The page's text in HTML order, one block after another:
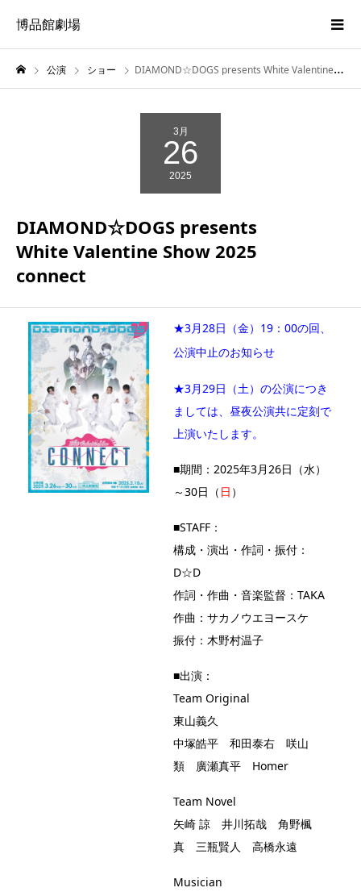
博品館劇場
公演 ショー DIAMOND☆DOGS presents White Valentine Show 2025connect
3月
26
2025
DIAMOND☆DOGS presents
White Valentine Show 2025
connect
★3月28日（金）19：00の回、
公演中止のお知らせ
★3月29日（土）の公演につき
ましては、昼夜公演共に定刻で
上演いたします。
■期間：2025年3月26日（水）
～30日（ 日 ）
■STAFF：
構成・演出・作詞・振付：
D☆D
作詞・作曲・音楽監督：TAKA
作曲：サカノウエヨースケ
振付：木野村温子
■出演：
Team Original
東山義久
中塚皓平 和田泰右 咲山
類 廣瀬真平 Homer
Team Novel
矢崎 諒 井川拓哉 角野楓
真 三瓶賢人 高橋永遠
Musician